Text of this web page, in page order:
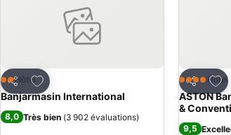
Partager
Ajouter à mes favoris
2 Étoiles
Hôtel
Banjarmasin International
8,0 Très bien (3 902 évaluations)
Partager
4 ÉtoilesHôtel
ASTON
&
9,5